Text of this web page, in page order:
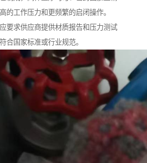
的工作压力和更频繁的启闭操作。
要求供应商提供材质报告和压力测试
合国家标准或行业规范。